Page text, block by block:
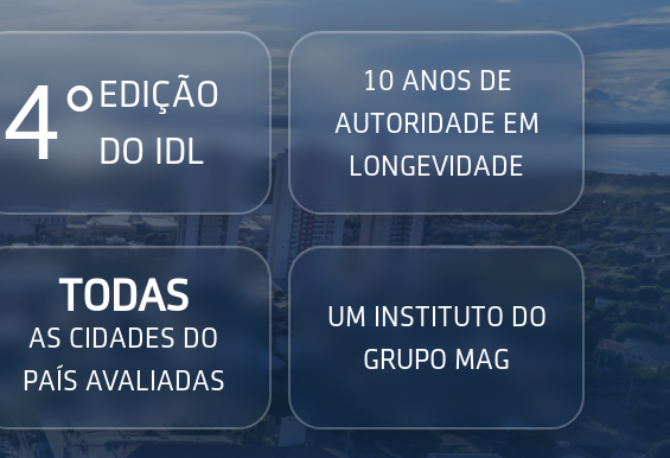
4° EDIÇÃO
DO IDL
10 ANOS DE
AUTORIDADE EM
LONGEVIDADE
TODAS
AS CIDADES DO
PAÍS AVALIADAS
UM INSTITUTO DO
GRUPO MAG